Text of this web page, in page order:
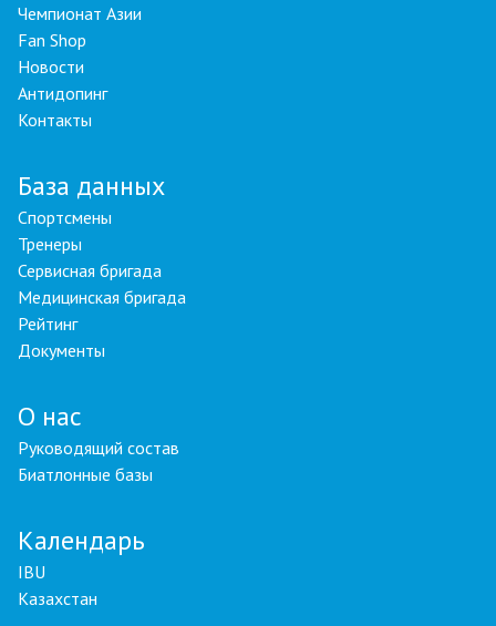
Чемпионат Азии
Fan Shop
Новости
Антидопинг
Контакты
База данных
Спортсмены
Тренеры
Сервисная бригада
Медицинская бригада
Рейтинг
Документы
О нас
Руководящий состав
Биатлонные базы
Календарь
IBU
Казахстан